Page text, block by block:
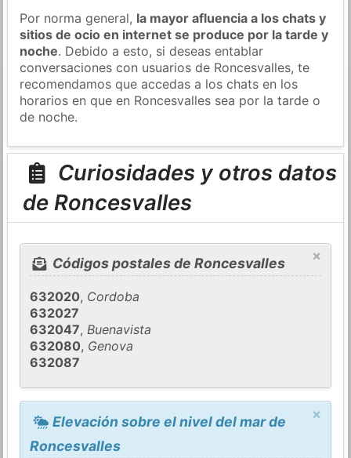
Por norma general, la mayor afluencia a los chats y
sitios de ocio en internet se produce por la tarde y
noche. Debido a esto, si deseas entablar
conversaciones con usuarios de Roncesvalles, te
recomendamos que accedas a los chats en los
horarios en que en Roncesvalles sea por la tarde o
de noche.
Curiosidades y otros datos
de Roncesvalles
×
Códigos postales de Roncesvalles
632020, Cordoba
632027
632047,Buenavista
632080, Genova
632087
×
Elevación sobre el nivel del mar de
Roncesvalles